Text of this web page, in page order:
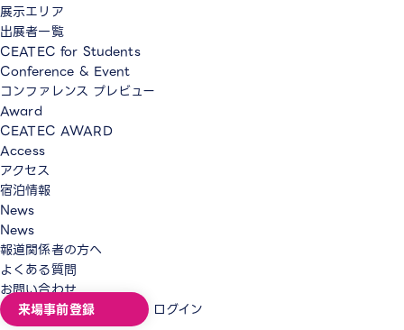
展示エリア
出展者一覧
CEATEC for Students
Conference & Event
コンファレンス プレビュー
Award
CEATEC AWARD
Access
アクセス
宿泊情報
News
News
報道関係者の方へ
よくある質問
お問い合わせ
来場事前登録
ログイン